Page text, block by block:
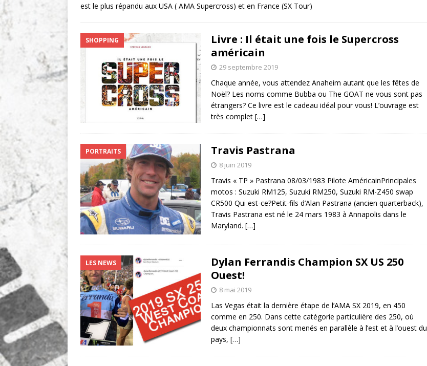
est le plus répandu aux USA ( AMA Supercross) et en France (SX Tour)
SHOPPING
Livre : Il était une fois le Supercross
américain
29 septembre 2019
Chaque année, vous attendez Anaheim autant que les fêtes de
Noël? Les noms comme Bubba ou The GOAT ne vous sont pas
étrangers? Ce livre est le cadeau idéal pour vous! L’ouvrage est
très complet […]
PORTRAITS Travis Pastrana
8 juin 2019
Travis « TP » Pastrana 08/03/1983 Pilote AméricainPrincipales
motos : Suzuki RM125, Suzuki RM250, Suzuki RM-Z450 swap
CR500 Qui est-ce?Petit-fils d’Alan Pastrana (ancien quarterback),
Travis Pastrana est né le 24 mars 1983 à Annapolis dans le
Maryland. […]
LES NEWS
Dylan Ferrandis Champion SX US 250
Ouest!
8 mai 2019
Las Vegas était la dernière étape de l’AMA SX 2019, en 450
comme en 250. Dans cette catégorie particulière des 250, où
deux championnats sont menés en parallèle à l’est et à l’ouest du
pays, […]